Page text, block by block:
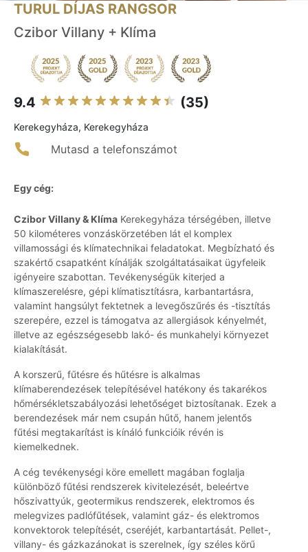
TURUL DÍJAS RANGSOR
Czibor Villany + Klíma
9.4 (35)
Kerekegyháza, Kerekegyháza
Mutasd a telefonszámot
Egy cég:
Czibor Villany & Klíma Kerekegyháza térségében, illetve
50 kilométeres vonzáskörzetében lát el komplex
villamossági és klímatechnikai feladatokat. Megbízható és
szakértő csapatként kínálják szolgáltatásaikat ügyfeleik
igényeire szabottan. Tevékenységük kiterjed a
klímaszerelésre, gépi klímatisztításra, karbantartásra,
valamint hangsúlyt fektetnek a levegőszűrés és -tisztítás
szerepére, ezzel is támogatva az allergiások kényelmét,
illetve az egészségesebb lakó- és munkahelyi környezet
kialakítását.
A korszerű, fűtésre és hűtésre is alkalmas
klímaberendezések telepítésével hatékony és takarékos
hőmérsékletszabályozási lehetőséget biztosítanak. Ezek a
berendezések már nem csupán hűtő, hanem jelentős
fűtési megtakarítást is kínáló funkcióik révén is
kiemelkednek.
A cég tevékenységi köre emellett magában foglalja
különböző fűtési rendszerek kivitelezését, beleértve
hőszivattyúk, geotermikus rendszerek, elektromos és
melegvizes padlófűtések, valamint gáz- és elektromos
konvektorok telepítését, cseréjét, karbantartását. Pellet-,
villany- és gázkazánokat is szerelnek, így széles körű